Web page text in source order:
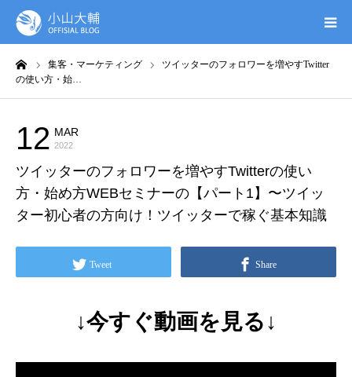
集客・マーケティング
ツイッターのフォロワーを増やすTwitter
の使い方・始…
12 MAR
2022
ツイッターのフォロワーを増やすTwitterの使い
方・始め方WEBセミナーの【パート1】〜ツイッ
ター初心者の方向け！ツイッターで稼ぐ基本知識
Tweet Share
↓今すぐ動画を見る↓
UTAGE(ウタゲ)
無料ガイドブック
オンシク本